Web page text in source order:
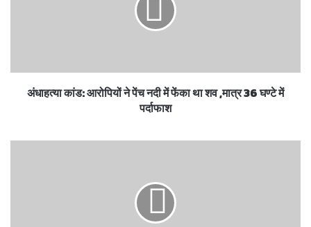
अंधाहत्या कांड: आरोपियों ने पेंच नदी में फेंका था शव ,मात्र 36 घण्टे में
पर्दाफाश